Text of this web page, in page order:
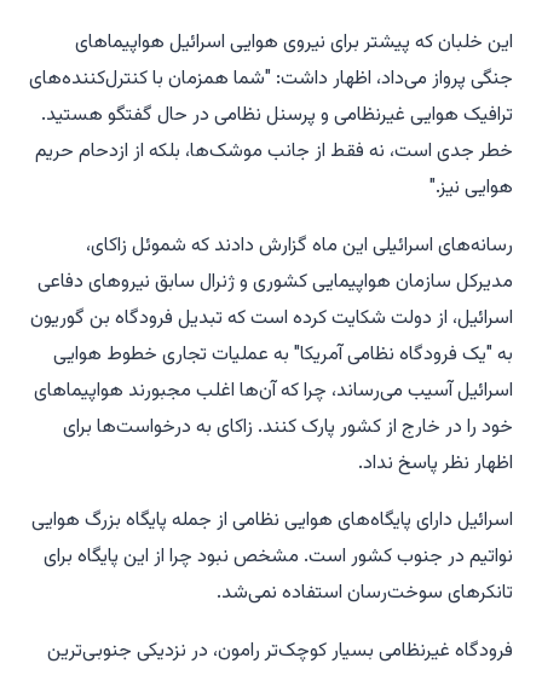
این خلبان که پیشتر برای نیروی هوایی اسرائیل هواپیماهای
جنگی پرواز می‌داد، اظهار داشت: "شما همزمان با کنترل‌کننده‌های
ترافیک هوایی غیرنظامی و پرسنل نظامی در حال گفتگو هستید.
خطر جدی است، نه فقط از جانب موشک‌ها، بلکه از ازدحام حریم
هوایی نیز."
رسانه‌های اسرائیلی این ماه گزارش دادند که شموئل زاکای،
مدیرکل سازمان هواپیمایی کشوری و ژنرال سابق نیروهای دفاعی
اسرائیل، از دولت شکایت کرده است که تبدیل فرودگاه بن گوریون
به "یک فرودگاه نظامی آمریکا" به عملیات تجاری خطوط هوایی
اسرائیل آسیب می‌رساند، چرا که آن‌ها اغلب مجبورند هواپیماهای
خود را در خارج از کشور پارک کنند. زاکای به درخواست‌ها برای
اظهار نظر پاسخ نداد.
اسرائیل دارای پایگاه‌های هوایی نظامی از جمله پایگاه بزرگ هوایی
نواتیم در جنوب کشور است. مشخص نبود چرا از این پایگاه برای
تانکرهای سوخت‌رسان استفاده نمی‌شد.
فرودگاه غیرنظامی بسیار کوچک‌تر رامون، در نزدیکی جنوبی‌ترین